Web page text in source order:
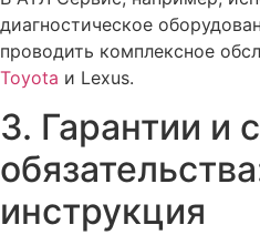
диагностическое
проводить комплексное
Toyota и Lexus.
3. Гарантии и
инструкция